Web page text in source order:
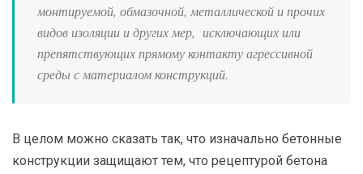
монтируемой, обмазочной, металлической и прочих
видов изоляции и других мер, исключающих или
препятствующих прямому контакту агрессивной
среды с материалом конструкций.
В целом можно сказать так, что изначально бетонные
конструкции защищают тем, что рецептурой бетона